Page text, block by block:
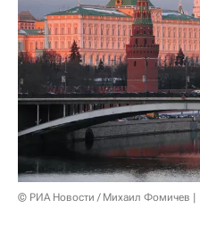
© РИА Новости / Михаил Фомичев